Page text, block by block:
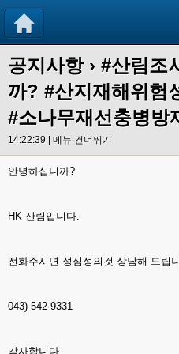
공지사항› #산림조
까? #산지재해위험
#소나무재선충병방
14:22:39 | 메뉴 건너뛰기
안녕하십니까?
HK 산림입니다.
전화주시면 성심성의것 상담해 드립
043) 542-9331
감사합니다.